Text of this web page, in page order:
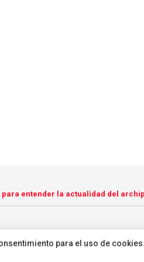
para entender la actualidad del
para el uso de